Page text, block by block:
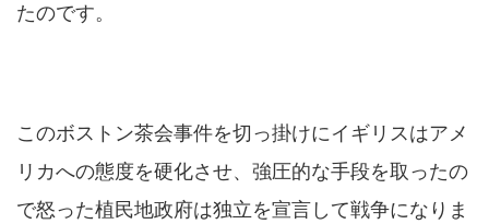
たのです。
このボストン茶会事件を切っ掛けにイギリスはアメ
リカへの態度を硬化させ、強圧的な手段を取ったの
で怒った植民地政府は独立を宣言して戦争になりま